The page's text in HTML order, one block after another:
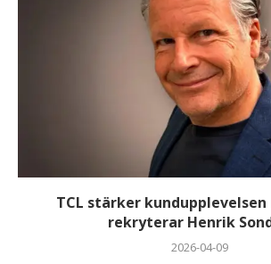
TCL stärker kundupplevelsen
rekryterar Henrik
2026-04-09